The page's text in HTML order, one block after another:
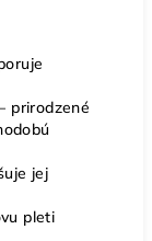
prirodzené
jej
pleti